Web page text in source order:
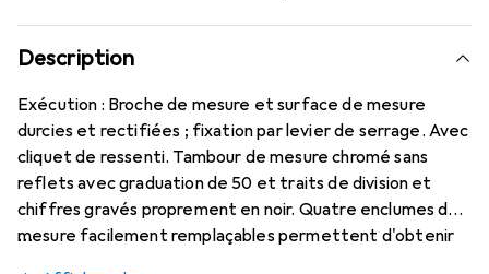
Description
Exécution : Broche de mesure et surface de mesure
durcies et rectifiées ; fixation par levier de serrage. Avec
cliquet de ressenti. Tambour de mesure chromé sans
reflets avec graduation de 50 et traits de division et
chiffres gravés proprement en noir. Quatre enclumes de
mesure facilement remplaçables permettent d'obtenir